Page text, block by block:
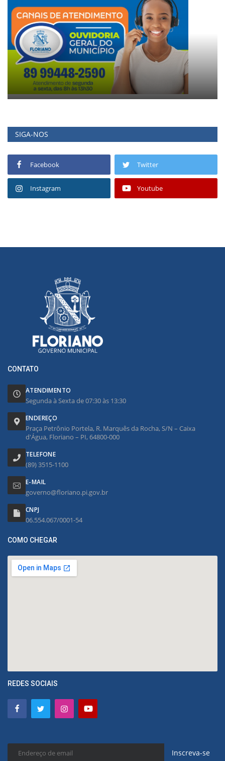
SIGA-NOS
Facebook Twitter
Instagram Youtube
CONTATO
ATENDIMENTO
Segunda à Sexta de 07:30 às 13:30
ENDEREÇO
Praça Petrônio Portela, R. Marquês da Rocha, S/N – Caixa
d'Água, Floriano – PI, 64800-000
TELEFONE
(89) 3515-1100
E-MAIL
governo@floriano.pi.gov.br
CNPJ
06.554.067/0001-54
COMO CHEGAR
REDES SOCIAIS
Inscreva-se